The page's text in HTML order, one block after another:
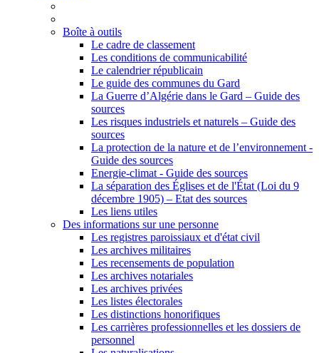
Boîte à outils
Le cadre de classement
Les conditions de communicabilité
Le calendrier républicain
Le guide des communes du Gard
La Guerre d’Algérie dans le Gard – Guide des
sources
Les risques industriels et naturels – Guide des
sources
La protection de la nature et de l’environnement -
Guide des sources
Energie-climat - Guide des sources
La séparation des Églises et de l'État (Loi du 9
décembre 1905) – Etat des sources
Les liens utiles
Des informations sur une personne
Les registres paroissiaux et d'état civil
Les archives militaires
Les recensements de population
Les archives notariales
Les archives privées
Les listes électorales
Les distinctions honorifiques
Les carrières professionnelles et les dossiers de
personnel